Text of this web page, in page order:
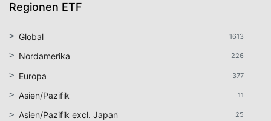
Regionen ETF
1613
Global
226
Nordamerika
377
Europa
11
Asien/Pazifik
25
Asien/Pazifik excl. Japan